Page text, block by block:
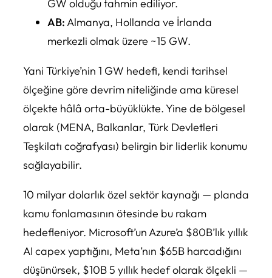
GW olduğu tahmin ediliyor.
AB:Almanya, Hollanda ve İrlanda
merkezli olmak üzere ~15 GW.
Yani Türkiye’nin 1 GW hedefi, kendi tarihsel
ölçeğine göre devrim niteliğinde ama küresel
ölçekte hâlâ orta-büyüklükte. Yine de bölgesel
olarak (MENA, Balkanlar, Türk Devletleri
Teşkilatı coğrafyası) belirgin bir liderlik konumu
sağlayabilir.
10 milyar dolarlık özel sektör kaynağı — planda
kamu fonlamasının ötesinde bu rakam
hedefleniyor. Microsoft’un Azure’a $80B’lık yıllık
AI capex yaptığını, Meta’nın $65B harcadığını
düşünürsek, $10B 5 yıllık hedef olarak ölçekli —